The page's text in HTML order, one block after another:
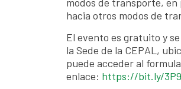
hacia otros modos de
El evento es gratuito y
la Sede de la CEPAL,
puede acceder al
enlace: https://bit.ly/